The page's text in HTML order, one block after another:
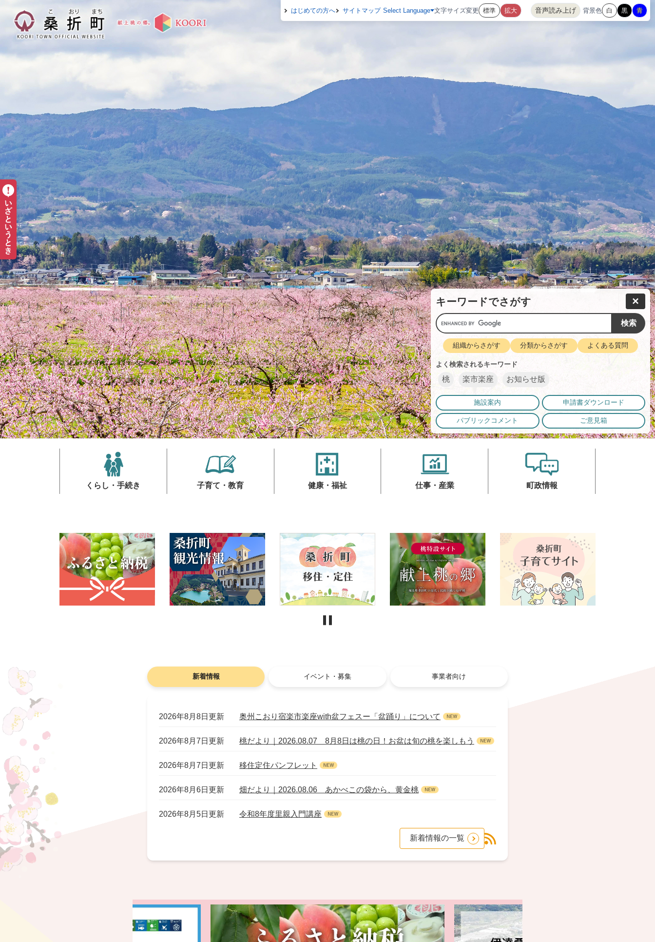
はじめての方へ サイトマップ Select Language 文字サイズ変更 標準 拡大 音声読み上げ 背景色 白 黒 青
キーワードでさがす ×
組織からさがす 分類からさがす よくある質問
よく検索されるキーワード
桃 楽市楽座 お知らせ版
施設案内 申請書ダウンロード
パブリックコメント ご意見箱
くらし・手続き 子育て・教育 健康・福祉 仕事・産業 町政情報
新着情報 イベント・募集 事業者向け
2026年8月8日更新 奥州こおり宿楽市楽座with盆フェスー「盆踊り」について
2026年8月7日更新 桃だより｜2026.08.07 8月8日は桃の日！お盆は旬の桃を楽しもう
2026年8月7日更新 移住定住パンフレット
2026年8月6日更新 畑だより｜2026.08.06 あかべこの袋から、黄金桃
2026年8月5日更新 令和8年度里親入門講座
新着情報の一覧